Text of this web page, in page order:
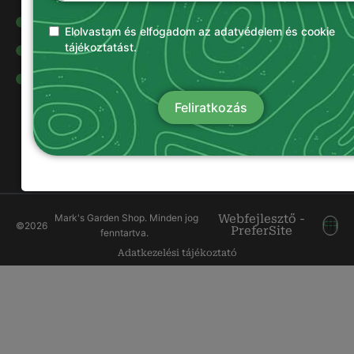
kenőanyagok
Damilok
Munkavédelmi
ruházat
©2026
Mark's Garden Shop. Minden jog
fenntartva.
Webfejlesztő -
PreferSite
Adatkezelési tájékoztató
Elolvastam és elfogadom az adatvédelem és cookie
tájékoztatást.
Feliratkozás